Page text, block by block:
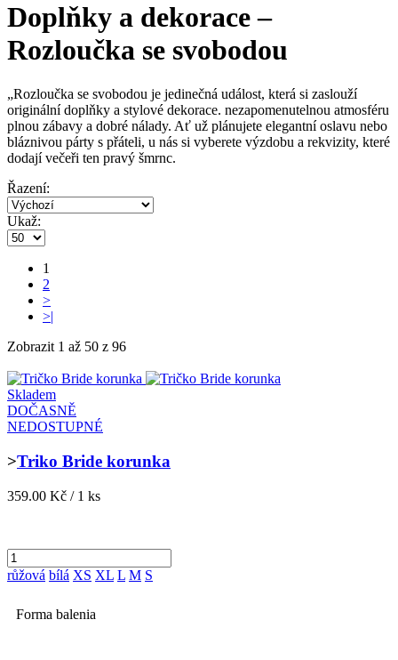
Doplňky a dekorace –
Rozloučka se svobodou
„Rozloučka se svobodou je jedinečná událost, která si zaslouží
originální doplňky a stylové dekorace. nezapomenutelnou atmosféru
plnou zábavy a dobré nálady. Ať už plánujete elegantní oslavu nebo
bláznivou párty s přáteli, u nás si vyberete výzdobu a rekvizity, které
dodají večeři ten pravý šmrnc.
Řazení:
Ukaž:
1
2
>
>|
Zobrazit 1 až 50 z 96
Skladem
DOČASNĚ
NEDOSTUPNÉ
>Triko Bride korunka
359.00 Kč / 1 ks
růžová bílá XS XL L M S
Forma balenia